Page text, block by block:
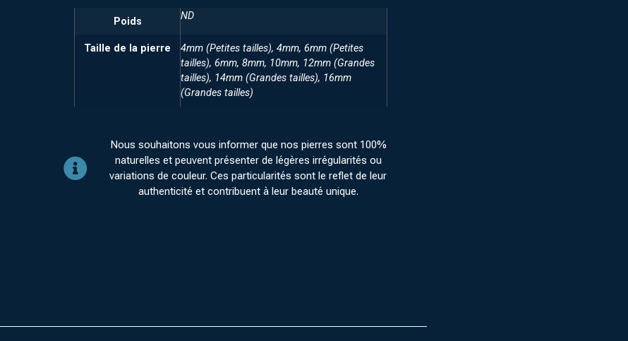
Poids ND
Taille de la pierre
4mm (Petites tailles), 4mm, 6mm (Petites
tailles), 6mm, 8mm, 10mm, 12mm (Grandes
tailles), 14mm (Grandes tailles), 16mm
(Grandes tailles)
Nous souhaitons vous informer que nos pierres sont 100%
naturelles et peuvent présenter de légères irrégularités ou
variations de couleur. Ces particularités sont le reflet de leur
authenticité et contribuent à leur beauté unique.